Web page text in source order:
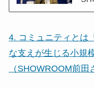
4. コミュニティとは
な支えが生じる小規
（SHOWROOM前田